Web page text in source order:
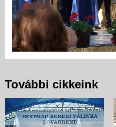
További cikkeink